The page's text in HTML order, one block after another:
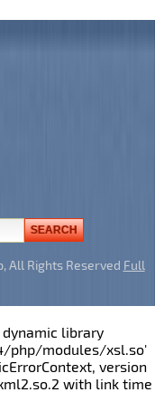
All Rights Reserved Full
dynamic library
php/modules/xsl.so'
version
with link time